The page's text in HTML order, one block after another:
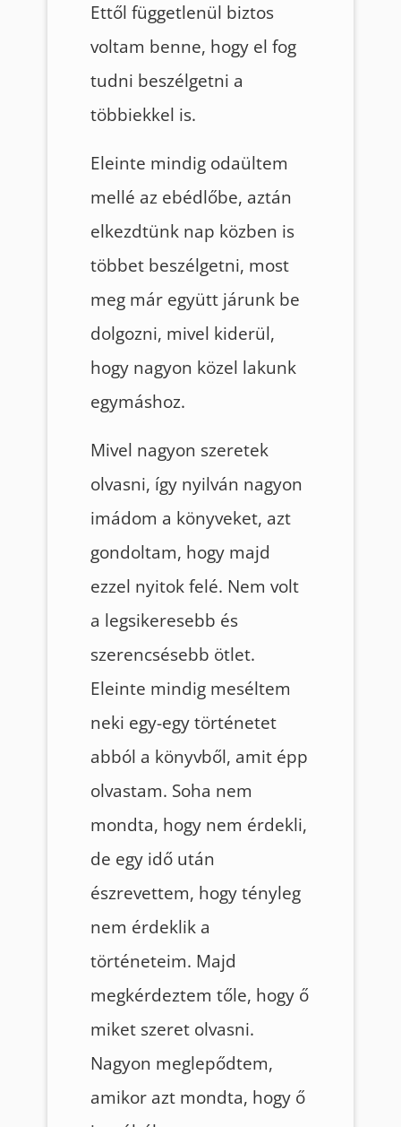
Ettől függetlenül biztos
voltam benne, hogy el fog
tudni beszélgetni a
többiekkel is.
Eleinte mindig odaültem
mellé az ebédlőbe, aztán
elkezdtünk nap közben is
többet beszélgetni, most
meg már együtt járunk be
dolgozni, mivel kiderül,
hogy nagyon közel lakunk
egymáshoz.
Mivel nagyon szeretek
olvasni, így nyilván nagyon
imádom a könyveket, azt
gondoltam, hogy majd
ezzel nyitok felé. Nem volt
a legsikeresebb és
szerencsésebb ötlet.
Eleinte mindig meséltem
neki egy-egy történetet
abból a könyvből, amit épp
olvastam. Soha nem
mondta, hogy nem érdekli,
de egy idő után
észrevettem, hogy tényleg
nem érdeklik a
történeteim. Majd
megkérdeztem tőle, hogy ő
miket szeret olvasni.
Nagyon meglepődtem,
amikor azt mondta, hogy ő